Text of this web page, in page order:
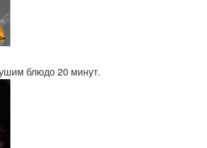
блюдо 20 минут.